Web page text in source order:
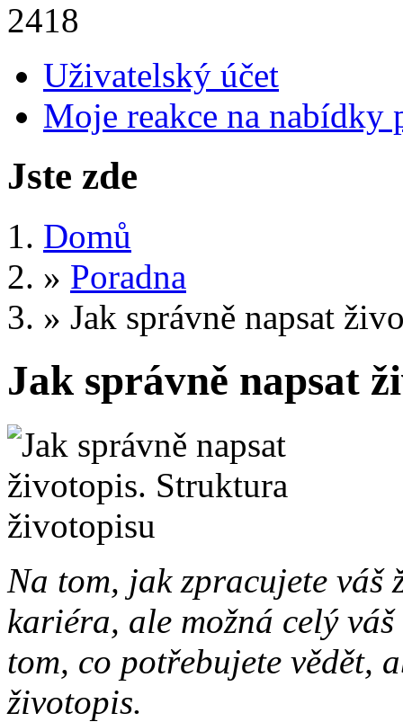
2418
Uživatelský účet
Moje reakce na nabídky
Jste zde
Domů
» Poradna
» Jak správně napsat
Jak správně napsat
Na tom, jak zpracujete váš
kariéra, ale možná celý
tom, co potřebujete vědět,
životopis.